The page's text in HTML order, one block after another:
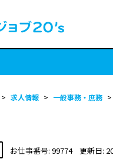
> 求人情報 > 一般事務・庶務 >
お仕事番号: 99774 更新日: